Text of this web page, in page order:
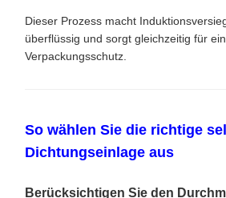
Dieser Prozess macht
überflüssig und sorgt gleichzeitig für
Verpackungsschutz.
So wählen Sie die richtige
Dichtungseinlage aus
Berücksichtigen Sie den